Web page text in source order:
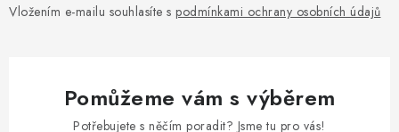
Vložením e-mailu souhlasíte s podmínkami ochrany osobních údajů
Pomůžeme vám s výběrem
Potřebujete s něčím poradit? Jsme tu pro vás!